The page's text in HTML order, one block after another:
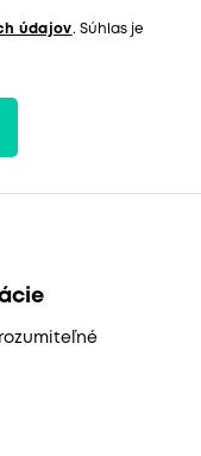
údajov. Súhlas je